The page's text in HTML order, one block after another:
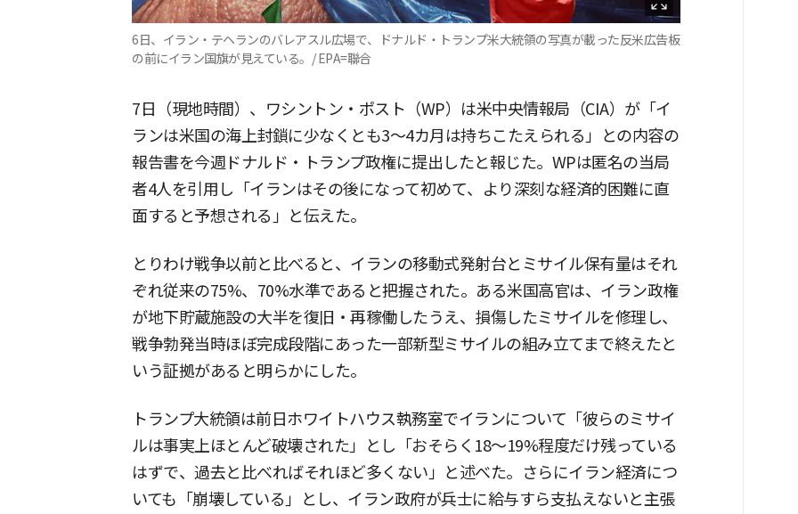
6日、イラン・テヘランのバレアスル広場で、ドナルド・トランプ米大統領の写真が載った反米広告板
の前にイラン国旗が見えている。/ EPA=聯合
7日（現地時間）、ワシントン・ポスト（WP）は米中央情報局（CIA）が「イ
ランは米国の海上封鎖に少なくとも3〜4カ月は持ちこたえられる」との内容の
報告書を今週ドナルド・トランプ政権に提出したと報じた。WPは匿名の当局
者4人を引用し「イランはその後になって初めて、より深刻な経済的困難に直
面すると予想される」と伝えた。
とりわけ戦争以前と比べると、イランの移動式発射台とミサイル保有量はそれ
ぞれ従来の75%、70%水準であると把握された。ある米国高官は、イラン政権
が地下貯蔵施設の大半を復旧・再稼働したうえ、損傷したミサイルを修理し、
戦争勃発当時ほぼ完成段階にあった一部新型ミサイルの組み立てまで終えたと
いう証拠があると明らかにした。
トランプ大統領は前日ホワイトハウス執務室でイランについて「彼らのミサイ
ルは事実上ほとんど破壊された」とし「おそらく18〜19%程度だけ残っている
はずで、過去と比べればそれほど多くない」と述べた。さらにイラン経済につ
いても「崩壊している」とし、イラン政府が兵士に給与すら支払えないと主張